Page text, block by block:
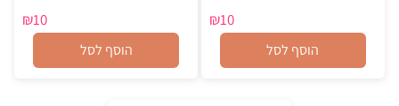
₪10
הוסף לסל
₪10
הוסף לסל